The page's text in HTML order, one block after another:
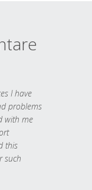
I have
problems
with me
this
such